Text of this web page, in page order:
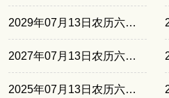
2029年07月13日农历六月初三
2027年07月13日农历六月初十
2025年07月13日农历六月十九